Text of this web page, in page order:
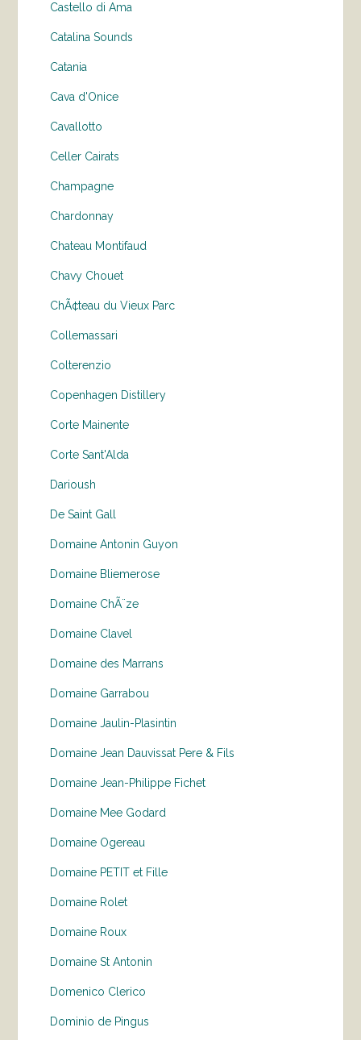
Castello di Ama
Catalina Sounds
Catania
Cava d'Onice
Cavallotto
Celler Cairats
Champagne
Chardonnay
Chateau Montifaud
Chavy Chouet
ChÃ¢teau du Vieux Parc
Collemassari
Colterenzio
Copenhagen Distillery
Corte Mainente
Corte Sant'Alda
Darioush
De Saint Gall
Domaine Antonin Guyon
Domaine Bliemerose
Domaine ChÃ¨ze
Domaine Clavel
Domaine des Marrans
Domaine Garrabou
Domaine Jaulin-Plasintin
Domaine Jean Dauvissat Pere & Fils
Domaine Jean-Philippe Fichet
Domaine Mee Godard
Domaine Ogereau
Domaine PETIT et Fille
Domaine Rolet
Domaine Roux
Domaine St Antonin
Domenico Clerico
Dominio de Pingus